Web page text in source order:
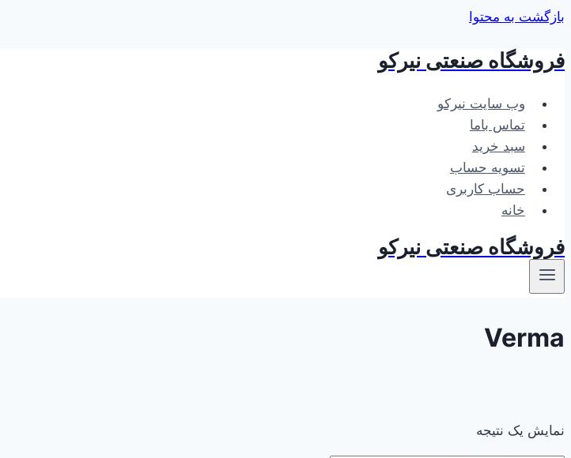
بازگشت به محتوا
فروشگاه صنعتی نیرکو
وب سایت نیرکو
تماس باما
سبد خرید
تسویه حساب
حساب کاربری
خانه
فروشگاه صنعتی نیرکو
Verma
نمایش یک نتیجه